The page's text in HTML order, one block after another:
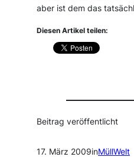
aber ist dem das
Diesen Artikel teilen:
Beitrag veröffentlicht
17. März 2009inMüllWelt